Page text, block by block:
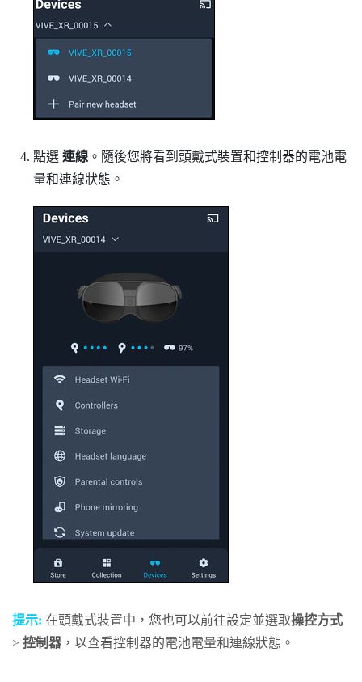
點選 連線。隨後您將看到頭戴式裝置和控制器的電池電
量和連線狀態。
提示: 在頭戴式裝置中，您也可以前往設定並選取操控方式
> 控制器 ，以查看控制器的電池電量和連線狀態。